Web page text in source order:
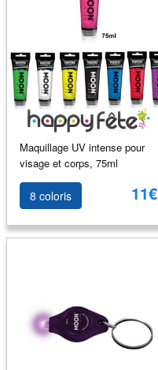
Maquillage UV intense pour
visage et corps, 75ml
8 coloris 11€